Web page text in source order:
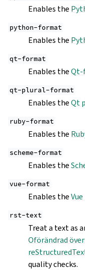
Enables the
python-format
Enables the
qt-format
Enables the
qt-plural-format
Enables theQt
ruby-format
Enables the
scheme-format
Enables the
vue-format
Enables the
rst-text
Treat a text as
Oförändrad
quality checks.